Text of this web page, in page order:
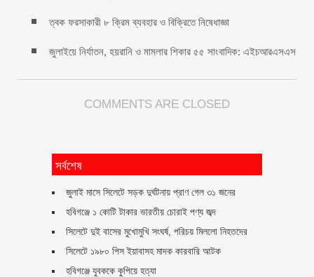
ত্বক ফরসাকারী ৮ ক্রিম ব্যবহার ও বিক্রিতে নিষেধাজ্ঞা
জুলাইয়ে নির্যাতন, হয়রানি ও মামলার শিকার ৫৫ সাংবাদিক: এইচআরএসএস
COMMENTS ARE CLOSED
সর্বশেষ
জুলাই মাসে সিলেটে সড়ক দুর্ঘটনায় প্রাণ গেল ৩১ জনের
হবিগঞ্জে ১ কোটি টাকার ভারতীয় চোরাই পণ্য জব্দ
সিলেটে দুই বাসের মুখোমুখি সংঘর্ষ, পরিচয় মিললো নিহতদের
সিলেটে ১৯৮০ পিস ইয়াবাসহ মাদক কারবারি আটক
হবিগঞ্জে যুবককে কুপিয়ে হত্যা